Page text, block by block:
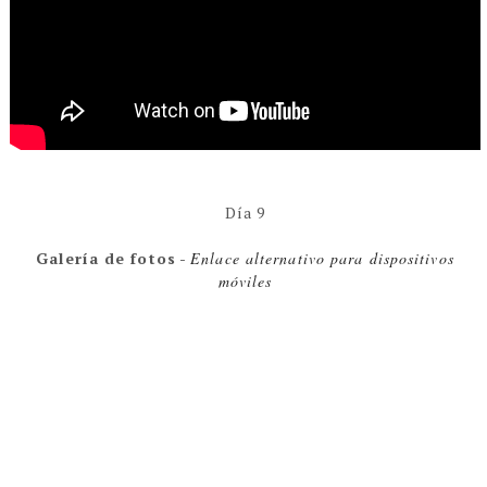
Día 9
Galería de fotos -Enlace alternativo para dispositivos
móviles